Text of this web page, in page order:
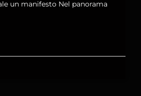
un manifesto Nel panorama